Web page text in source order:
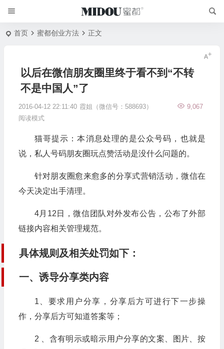
首页 蜜都创业方法 正文
以后在微信朋友圈里终于看不到“不转
不是中国人”了
2016-04-12 22:11:40 霞姐（微信号：588693）
9,067
阅读模式
猫哥提示：本消息处理的是公众号码，也就是
说，私人号码朋友圈玩点赞活动是没什么问题的。
针对朋友圈愈来愈多的分享式营销活动，微信在
今天决定出手清理。
4月12日，微信团队对外发布公告，公布了外部
链接内容相关管理规范。
具体规则及相关处罚如下：
一、诱导分享类内容
1、要求用户分享，分享后方可进行下一步操
作，分享后方可知道答案等；
2 、含有明示或暗示用户分享的文案、图片、按